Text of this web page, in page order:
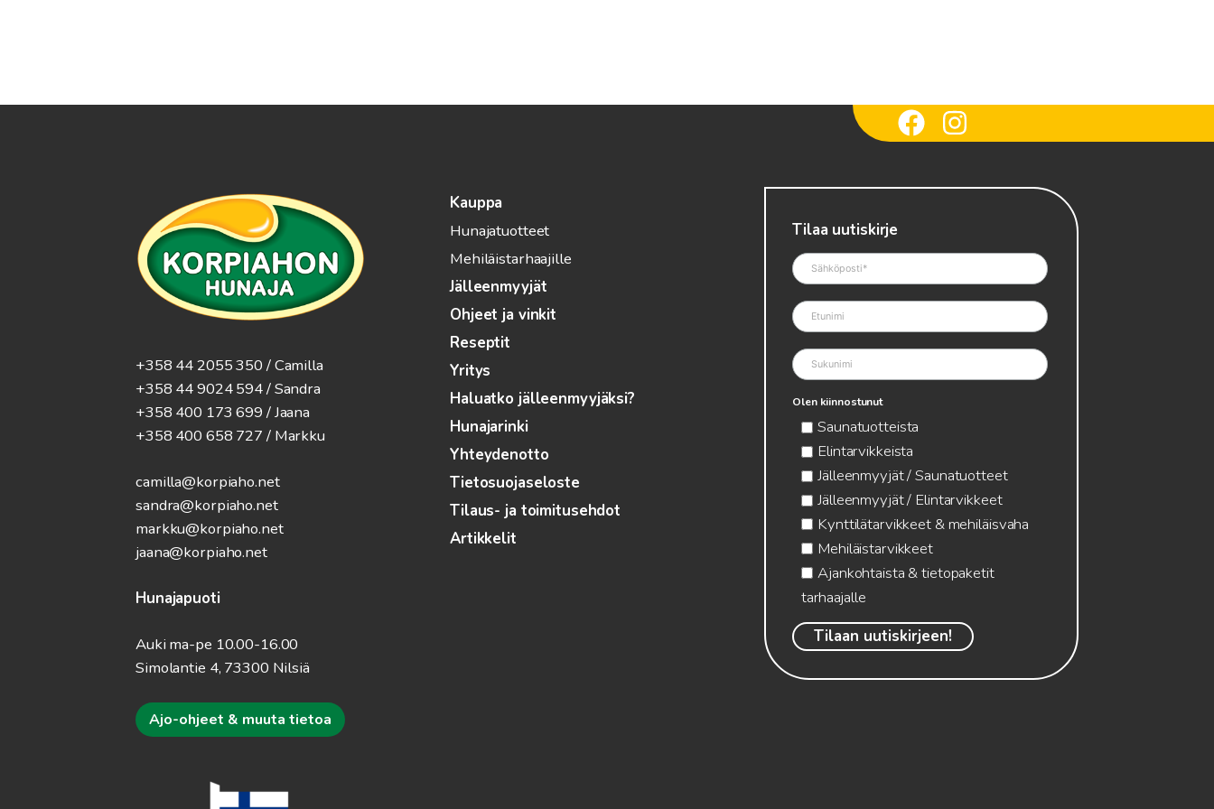
+358 44 2055 350 / Camilla
+358 44 9024 594/ Sandra
+358 400 173 699 / Jaana
+358 400 658 727 / Markku
camilla@korpiaho.net
sandra@korpiaho.net
markku@korpiaho.net
jaana@korpiaho.net
Hunajapuoti
Auki ma-pe 10.00-16.00
Simolantie 4, 73300 Nilsiä
Ajo-ohjeet & muuta tietoa
Kauppa
Hunajatuotteet
Mehiläistarhaajille
Jälleenmyyjät
Ohjeet ja vinkit
Reseptit
Yritys
Haluatko jälleenmyyjäksi?
Hunajarinki
Yhteydenotto
Tietosuojaseloste
Tilaus- ja toimitusehdot
Artikkelit
Tilaa uutiskirje
Olen kiinnostunut
Saunatuotteista
Elintarvikkeista
Jälleenmyyjät / Saunatuotteet
Jälleenmyyjät / Elintarvikkeet
Kynttilätarvikkeet & mehiläisvaha
Mehiläistarvikkeet
Ajankohtaista & tietopaketit
tarhaajalle